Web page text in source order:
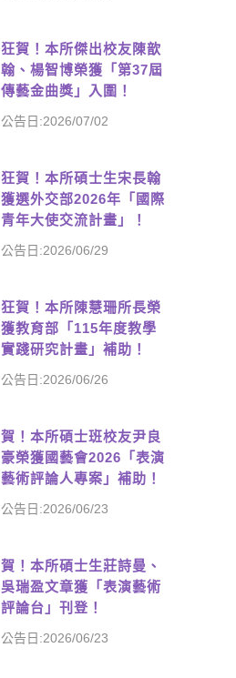
狂賀！本所傑出校友陳歆
翰、楊智博榮獲「第37屆
傳藝金曲獎」入圍！
公告日:2026/07/02
狂賀！本所碩士生宋長翰
獲選外交部2026年「國際
青年大使交流計畫」！
公告日:2026/06/29
狂賀！本所陳慧珊所長榮
獲教育部「115年度教學
實踐研究計畫」補助！
公告日:2026/06/26
賀！本所碩士班校友尹良
豪榮獲國藝會2026「表演
藝術評論人專案」補助！
公告日:2026/06/23
賀！本所碩士生莊詩曼、
吳瑞盈文章獲「表演藝術
評論台」刊登！
公告日:2026/06/23